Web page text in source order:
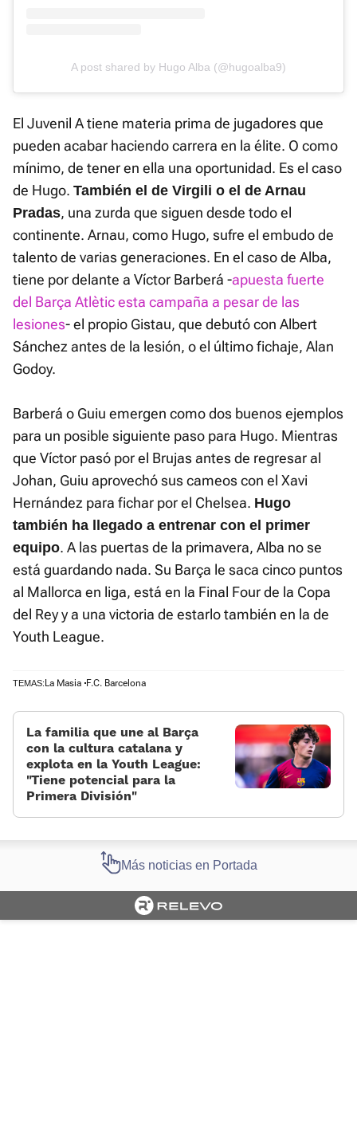
A post shared by Hugo Alba (@hugoalba9)
El Juvenil A tiene materia prima de jugadores que
pueden acabar haciendo carrera en la élite. O como
mínimo, de tener en ella una oportunidad. Es el caso
de Hugo. También el de Virgili o el de Arnau
Pradas, una zurda que siguen desde todo el
continente. Arnau, como Hugo, sufre el embudo de
talento de varias generaciones. En el caso de Alba,
tiene por delante a Víctor Barberá -apuesta fuerte
del Barça Atlètic esta campaña a pesar de las
lesiones- el propio Gistau, que debutó con Albert
Sánchez antes de la lesión, o el último fichaje, Alan
Godoy.
Barberá o Guiu emergen como dos buenos ejemplos
para un posible siguiente paso para Hugo. Mientras
que Víctor pasó por el Brujas antes de regresar al
Johan, Guiu aprovechó sus cameos con el Xavi
Hernández para fichar por el Chelsea. Hugo
también ha llegado a entrenar con el primer
equipo. A las puertas de la primavera, Alba no se
está guardando nada. Su Barça le saca cinco puntos
al Mallorca en liga, está en la Final Four de la Copa
del Rey y a una victoria de estarlo también en la de
Youth League.
TEMAS: La Masia F.C. Barcelona
La familia que une al Barça
con la cultura catalana y
explota en la Youth League:
«Tiene potencial para la
Primera División»
Más noticias en Portada